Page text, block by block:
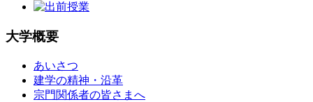
大学概要
あいさつ
建学の精神・沿革
宗門関係者の皆さまへ